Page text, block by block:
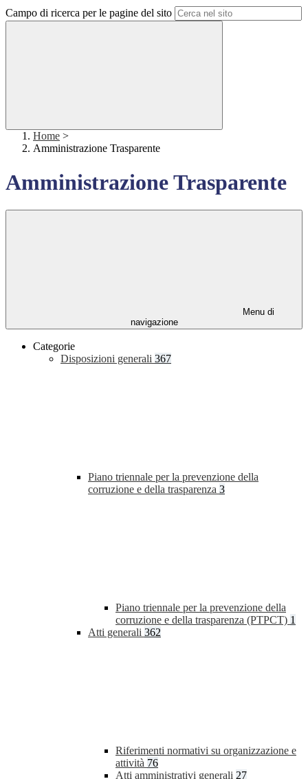
Campo di ricerca per le pagine del sito
Home >
Amministrazione Trasparente
Amministrazione Trasparente
Menu di
navigazione
Categorie
Disposizioni generali 367
Piano triennale per la prevenzione della
corruzione e della trasparenza 3
Piano triennale per la prevenzione della
corruzione e della trasparenza (PTPCT) 1
Atti generali 362
Riferimenti normativi su organizzazione e
attività 76
Atti amministrativi generali 27